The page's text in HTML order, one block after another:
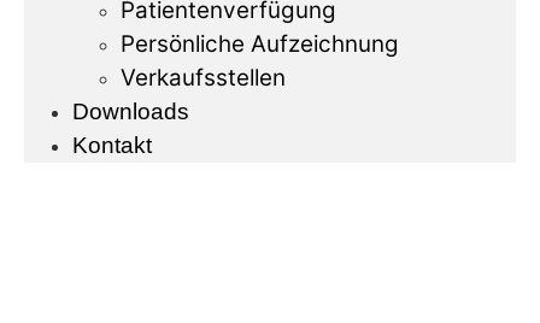
Patientenverfügung
Persönliche Aufzeichnung
Verkaufsstellen
Downloads
Kontakt